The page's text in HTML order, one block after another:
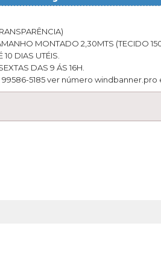
MONTADO 2,30MTS (TECIDO
DIAS UTÉIS.
DAS 9 ÁS 16H.
99586-5185 ver número